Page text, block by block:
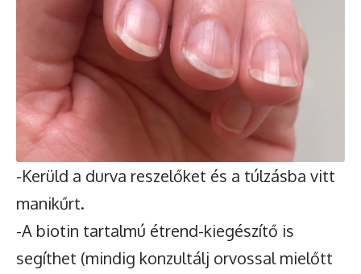
-Kerüld a durva reszelőket és a túlzásba vitt
manikűrt.
-A biotin tartalmú étrend-kiegészítő is
segíthet (mindig konzultálj orvossal mielőtt